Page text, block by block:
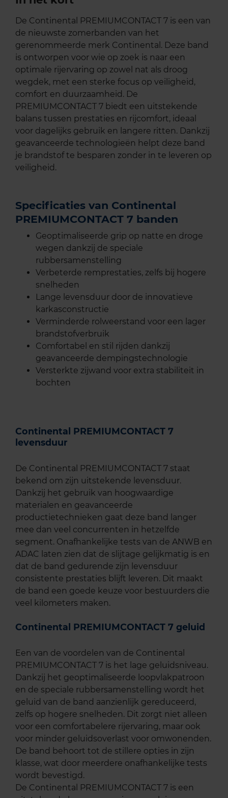
De Continental PREMIUMCONTACT 7 is een van
de nieuwste zomerbanden van het
gerenommeerde merk Continental. Deze band
is ontworpen voor wie op zoek is naar een
optimale rijervaring op zowel nat als droog
wegdek, met een sterke focus op veiligheid,
comfort en duurzaamheid. De
PREMIUMCONTACT 7 biedt een uitstekende
balans tussen prestaties en rijcomfort, ideaal
voor dagelijks gebruik en langere ritten. Dankzij
geavanceerde technologieën helpt deze band
je brandstof te besparen zonder in te leveren op
veiligheid.
Specificaties van Continental
PREMIUMCONTACT 7 banden
Geoptimaliseerde grip op natte en droge
wegen dankzij de speciale
rubbersamenstelling
Verbeterde remprestaties, zelfs bij hogere
snelheden
Lange levensduur door de innovatieve
karkasconstructie
Verminderde rolweerstand voor een lager
brandstofverbruik
Comfortabel en stil rijden dankzij
geavanceerde dempingstechnologie
Versterkte zijwand voor extra stabiliteit in
bochten
Continental PREMIUMCONTACT 7
levensduur
De Continental PREMIUMCONTACT 7 staat
bekend om zijn uitstekende levensduur.
Dankzij het gebruik van hoogwaardige
materialen en geavanceerde
productietechnieken gaat deze band langer
mee dan veel concurrenten in hetzelfde
segment. Onafhankelijke tests van de ANWB en
ADAC laten zien dat de slijtage gelijkmatig is en
dat de band gedurende zijn levensduur
consistente prestaties blijft leveren. Dit maakt
de band een goede keuze voor bestuurders die
veel kilometers maken.
Continental PREMIUMCONTACT 7 geluid
Een van de voordelen van de Continental
PREMIUMCONTACT 7 is het lage geluidsniveau.
Dankzij het geoptimaliseerde loopvlakpatroon
en de speciale rubbersamenstelling wordt het
geluid van de band aanzienlijk gereduceerd,
zelfs op hogere snelheden. Dit zorgt niet alleen
voor een comfortabelere rijervaring, maar ook
voor minder geluidsoverlast voor omwonenden.
De band behoort tot de stillere opties in zijn
klasse, wat door meerdere onafhankelijke tests
wordt bevestigd.
De Continental PREMIUMCONTACT 7 is een